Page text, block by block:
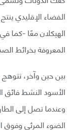
الفضاء الإقليدي
الهيكلان معًا -كما
المعروفة بخرائط
بين حين وآخر،
الأسود النشط فائق
وعندما تصل إلى
الضوء المرئي وفوق